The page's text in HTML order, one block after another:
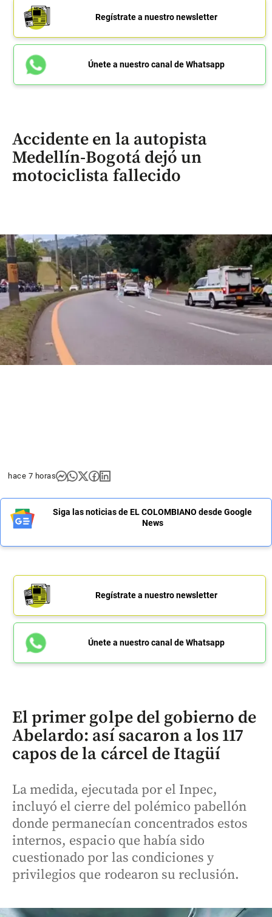
Regístrate a nuestro newsletter
Únete a nuestro canal de Whatsapp
Accidente en la autopista
Medellín-Bogotá dejó un
motociclista fallecido
hace 7 horas
Siga las noticias de EL COLOMBIANO desde Google
News
Regístrate a nuestro newsletter
Únete a nuestro canal de Whatsapp
El primer golpe del gobierno de
Abelardo: así sacaron a los 117
capos de la cárcel de Itagüí
La medida, ejecutada por el Inpec,
incluyó el cierre del polémico pabellón
donde permanecían concentrados estos
internos, espacio que había sido
cuestionado por las condiciones y
privilegios que rodearon su reclusión.